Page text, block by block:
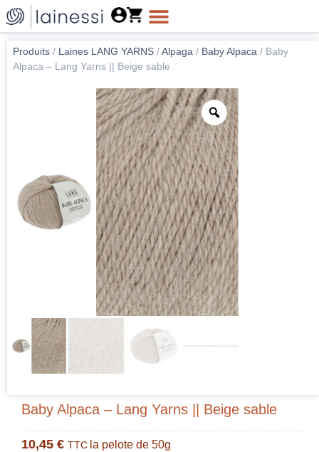
Produits / Laines LANG YARNS /Alpaga / Baby Alpaca / Baby
Alpaca – Lang Yarns || Beige sable
Baby Alpaca – Lang Yarns || Beige sable
10,45 € TTC la pelote de 50g